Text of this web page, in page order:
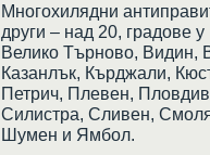
Многохилядни
други – над 20, градове
Велико Търново, Видин,
Казанлък, Кърджали,
Петрич, Плевен,
Силистра, Сливен,
Шумен и Ямбол.